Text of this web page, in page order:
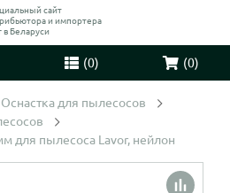
сайт
и импортера
в Беларуси
(0) (0)
Оснастка для пылесосов
для пылесоса Lavor, нейлон